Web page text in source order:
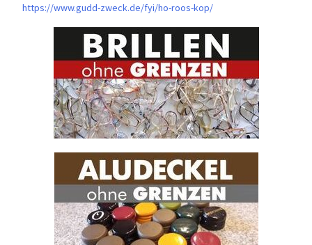
https://www.gudd-zweck.de/fyi/ho-roos-kop/